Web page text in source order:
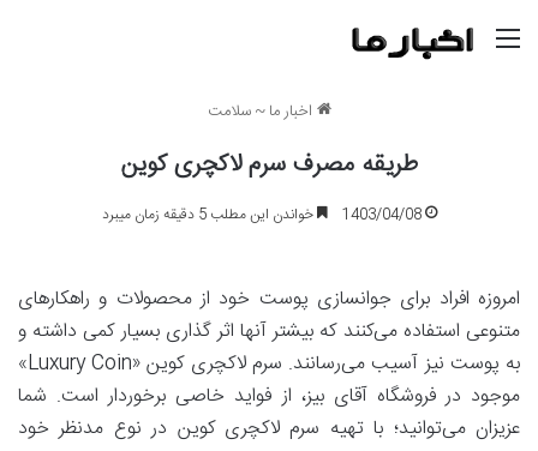
اخبار ما ~ سلامت
طریقه مصرف سرم لاکچری کوین
1403/04/08 خواندن این مطلب 5 دقیقه زمان میبرد
امروزه افراد برای جوانسازی پوست خود از محصولات و راهکارهای
متنوعی استفاده می‌کنند که بیشتر آنها اثر گذاری بسیار کمی داشته و
به پوست نیز آسیب می‌رسانند. سرم‌ لاکچری کوین «Luxury Coin»
موجود در فروشگاه آقای بیز، از فواید خاصی برخوردار است. شما
عزیزان می‌توانید؛ با تهیه سرم لاکچری کوین در نوع مدنظر خود